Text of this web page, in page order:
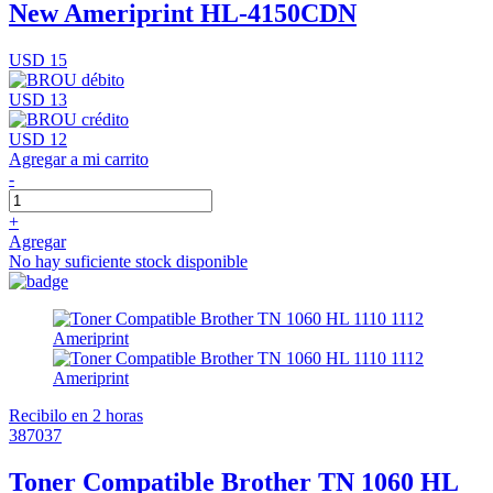
New Ameriprint HL-4150CDN
USD 15
USD 13
USD 12
Agregar a mi carrito
-
+
Agregar
No hay suficiente stock disponible
Recibilo en 2 horas
387037
Toner Compatible Brother TN 1060 HL